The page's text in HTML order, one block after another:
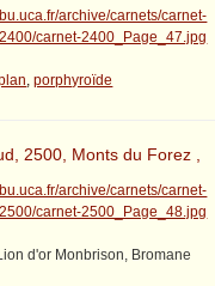
,porphyroïde
2500, Monts du Forez ,
d'or Monbrison, Bromane